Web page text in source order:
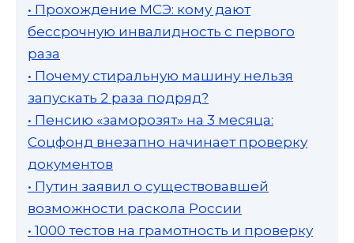
• Прохождение МСЭ: кому дают
бессрочную инвалидность с первого
раза
• Почему стиральную машину нельзя
запускать 2 раза подряд?
• Пенсию «заморозят» на 3 месяца:
Соцфонд внезапно начинает проверку
документов
• Путин заявил о существовавшей
возможности раскола России
• 1000 тестов на грамотность и проверку